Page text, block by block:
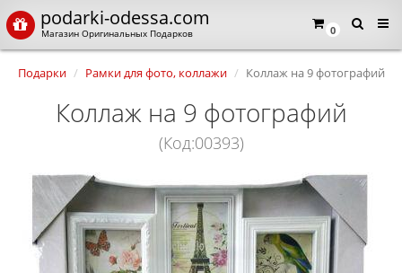
0
podarki-odessa.com
Магазин Оригинальных Подарков
Подарки Рамки для фото, коллажи Коллаж на 9 фотографий
Коллаж на 9 фотографий
(Код:00393)